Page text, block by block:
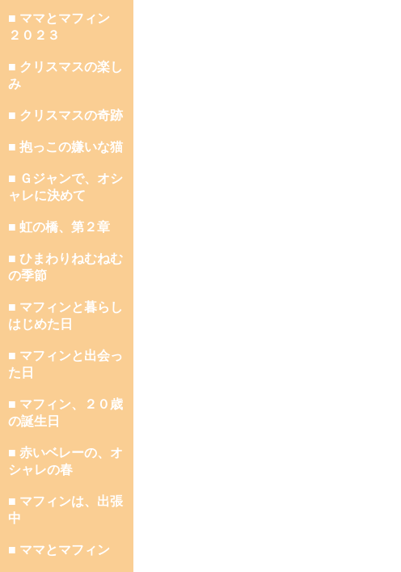
■ ママとマフィン
２０２３
■ クリスマスの楽し
み
■ クリスマスの奇跡
■ 抱っこの嫌いな猫
■ Ｇジャンで、オシ
ャレに決めて
■ 虹の橋、第２章
■ ひまわりねむねむ
の季節
■ マフィンと暮らし
はじめた日
■ マフィンと出会っ
た日
■ マフィン、２０歳
の誕生日
■ 赤いベレーの、オ
シャレの春
■ マフィンは、出張
中
■ ママとマフィン